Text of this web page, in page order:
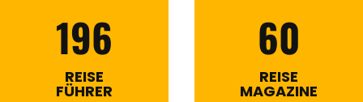
196
REISE
FÜHRER
60
REISE
MAGAZINE